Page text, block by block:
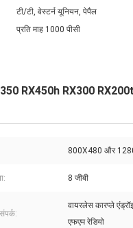
टी/टी, वेस्टर्न यूनियन, पेपैल
प्रति माह 1000 पीसी
RX450h RX300 RX200t
800X480 और
8 जीबी
वायरलेस कारप्ले
एफएम रेडियो